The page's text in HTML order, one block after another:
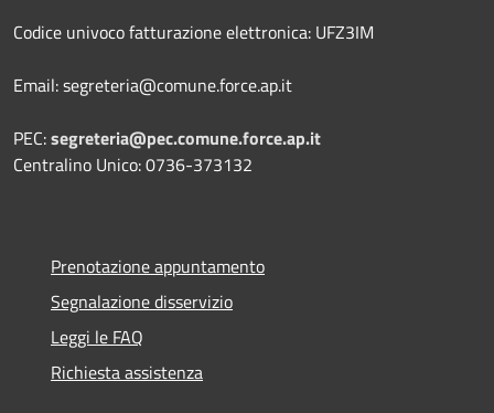
Codice univoco fatturazione elettronica: UFZ3IM
Email: segreteria@comune.force.ap.it
PEC:segreteria@pec.comune.force.ap.it
Centralino Unico: 0736-373132
Prenotazione appuntamento
Segnalazione disservizio
Leggi le FAQ
Richiesta assistenza